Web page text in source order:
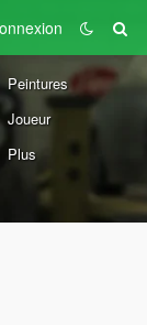
Peintures
Joueur
Plus